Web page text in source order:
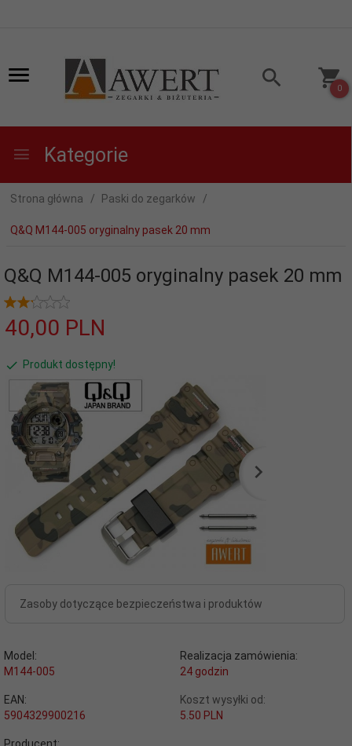
0
Kategorie
Strona główna Paski do zegarków
Q&Q M144-005 oryginalny pasek 20 mm
Q&Q M144-005 oryginalny pasek 20 mm
40,00 PLN
Produkt dostępny!
Zasoby dotyczące bezpieczeństwa i produktów
Model:
M144-005
Realizacja zamówienia:
24 godzin
EAN:
5904329900216
Koszt wysyłki od:
5.50 PLN